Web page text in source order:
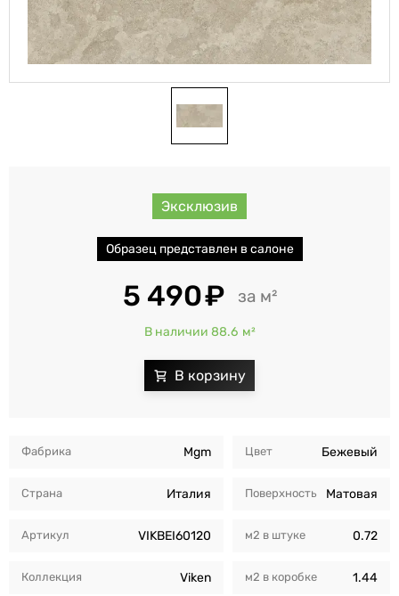
Фабрика Mgm
Страна Италия
Артикул VIKBEI60120
Коллекция Viken
Цвет Бежевый
Поверхность Матовая
м2 в штуке 0.72
м2 в коробкe 1.44
Эксклюзив
Образец представлен в салоне
5 490 м²
В наличии 88.6 м²